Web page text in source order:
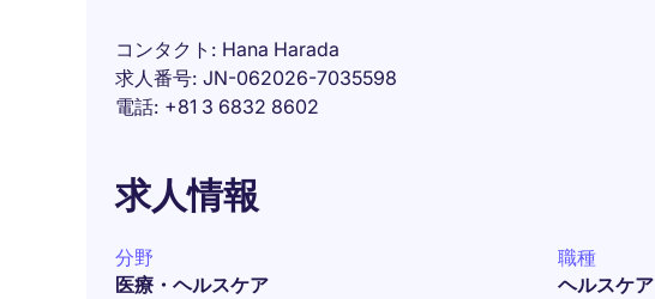
コンタクト
Hana Harada
求人番号 JN-062026-7035598
電話 +81 3 6832 8602
求人情報
分野
医療・ヘルスケア
職種
ヘルスケア